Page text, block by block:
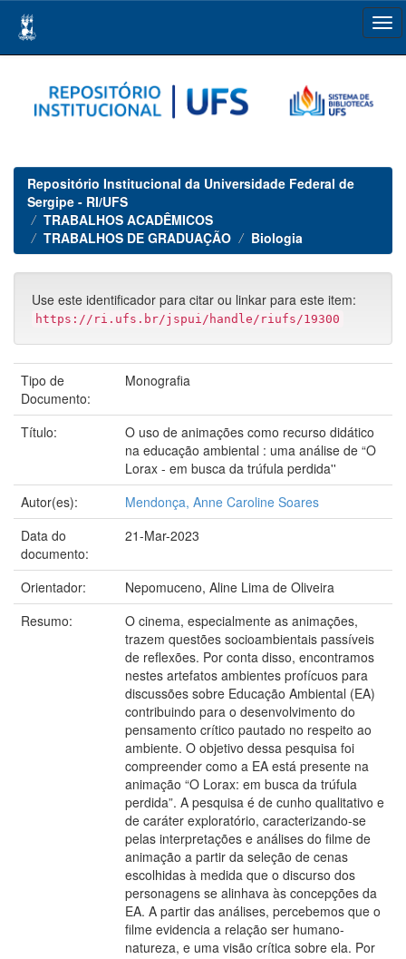
navigation
Repositório Institucional da Universidade Federal de
Sergipe - RI/UFS
TRABALHOS ACADÊMICOS
TRABALHOS DE GRADUAÇÃO
Biologia
Use este identificador para citar ou linkar para este item:
https://ri.ufs.br/jspui/handle/riufs/19300
Tipo de
Documento:
Monografia
Título:
O uso de animações como recurso didático
na educação ambiental : uma análise de “O
Lorax - em busca da trúfula perdida''
Autor(es):
Mendonça, Anne Caroline Soares
Data do
documento:
21-Mar-2023
Orientador:
Nepomuceno, Aline Lima de Oliveira
Resumo:
O cinema, especialmente as animações,
trazem questões socioambientais passíveis
de reflexões. Por conta disso, encontramos
nestes artefatos ambientes profícuos para
discussões sobre Educação Ambiental (EA)
contribuindo para o desenvolvimento do
pensamento crítico pautado no respeito ao
ambiente. O objetivo dessa pesquisa foi
compreender como a EA está presente na
animação “O Lorax: em busca da trúfula
perdida”. A pesquisa é de cunho qualitativo e
de caráter exploratório, caracterizando-se
pelas interpretações e análises do filme de
animação a partir da seleção de cenas
escolhidas à medida que o discurso dos
personagens se alinhava às concepções da
EA. A partir das análises, percebemos que o
filme evidencia a relação ser humano-
natureza, e uma visão crítica sobre ela. Por